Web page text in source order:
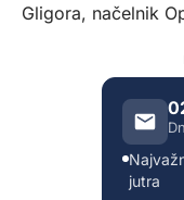
Gligora, načelnik
jutra